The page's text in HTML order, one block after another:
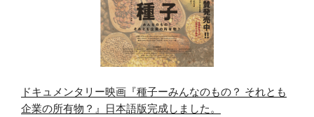
ドキュメンタリー映画『種子ーみんなのもの？ それとも
企業の所有物？』日本語版完成しました。